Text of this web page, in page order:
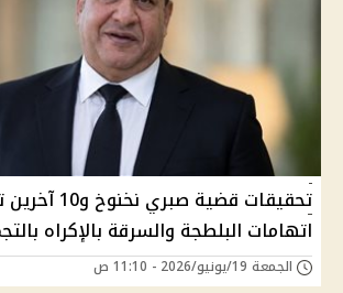
تحقيقات قضية صبري
اتهامات البلطجة والسرقة بالإكراه
الجمعة 19/يونيو/2026 - 11:10 ص